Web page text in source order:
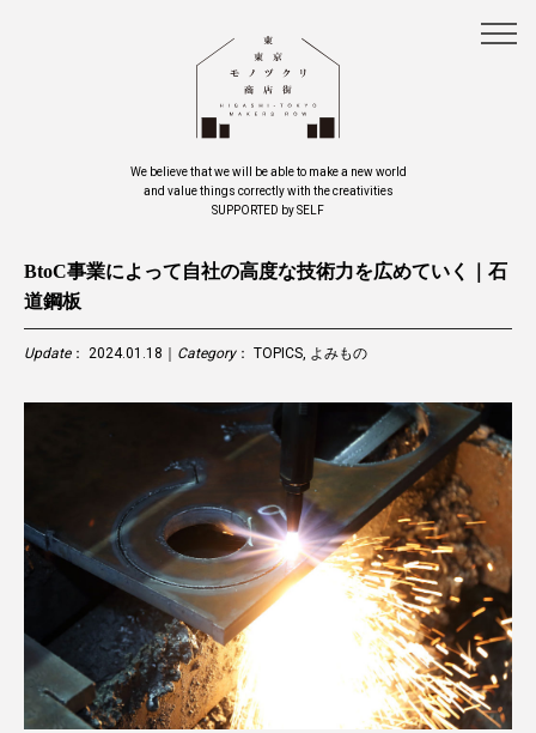
We believe that we will be able to make a new world
and value things correctly with the creativities
SUPPORTED by SELF
BtoC事業によって自社の高度な技術力を広めていく｜石
道鋼板
Update： 2024.01.18｜ Category： TOPICS, よみもの